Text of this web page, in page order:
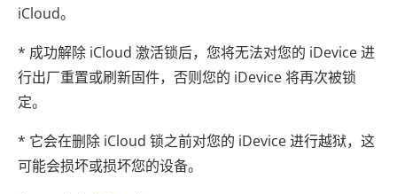
iCloud。
* 成功解除 iCloud 激活锁后，您将无法对您的 iDevice 进
行出厂重置或刷新固件，否则您的 iDevice 将再次被锁
定。
* 它会在删除 iCloud 锁之前对您的 iDevice 进行越狱，这
可能会损坏或损坏您的设备。